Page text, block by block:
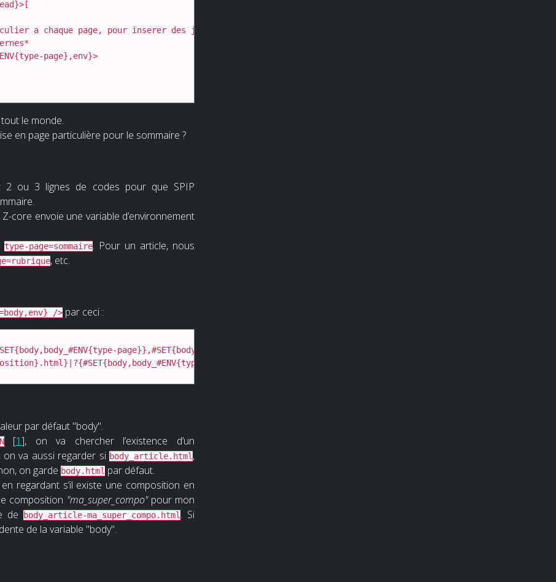
le monde.
en page particulière pour le sommaire ?
2 ou 3 lignes de codes pour que SPIP
core envoie une variable d’environnement
type-page=sommaire. Pour un article, nous
, etc.
/> par ceci :
page}},#SET{body,#GET{body}}})]
page}-#ENV{composition}},#SET{body,#GET{body}}})]
par défaut "body".
[1], on va chercher l’existence d’un
va aussi regarder si body_article.html ,
on garde body.html par défaut.
regardant s’il existe une composition en
composition "ma_super_compo"pour mon
de
body_article-ma_super_compo.html . Si
de la variable "body".